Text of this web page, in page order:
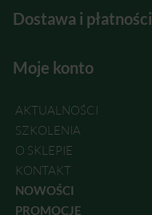
Dostawa i płatności
Moje konto
AKTUALNOŚCI
SZKOLENIA
O SKLEPIE
KONTAKT
NOWOŚCI
PROMOCJE